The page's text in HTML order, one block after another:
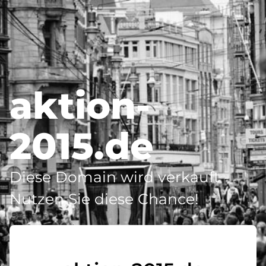
aktion-
2015.de
Diese Domain wird verkauft -
Nutzen Sie diese Chance!